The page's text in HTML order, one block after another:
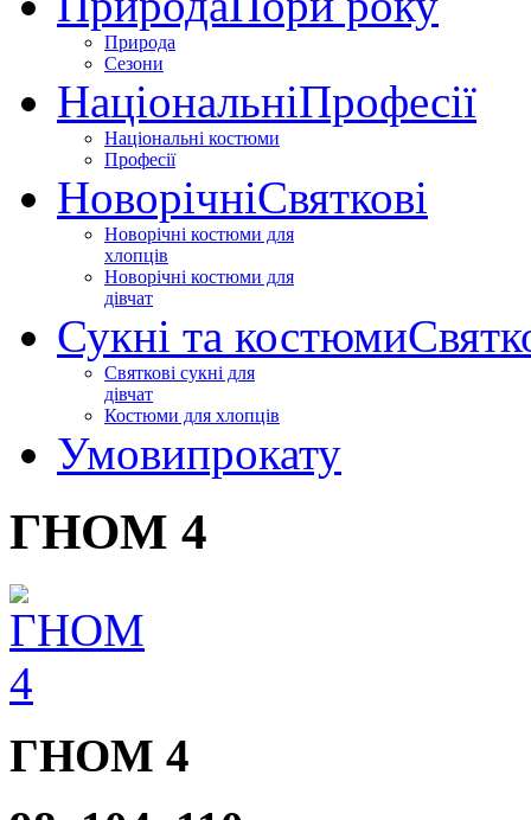
Природа
Сезони
НаціональніПрофесії
Національні костюми
Професії
НоворічніСвяткові
Новорічні костюми для
хлопців
Новорічні костюми для
дівчат
Сукні та костюми
Святкові сукні для
дівчат
Костюми для хлопців
Умовипрокату
ГНОМ 4
ГНОМ 4